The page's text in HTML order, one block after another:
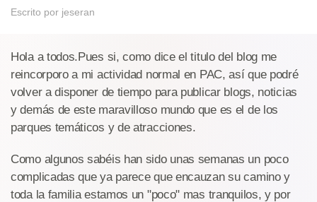
Escrito por jeseran
Hola a todos.Pues si, como dice el titulo del blog me
reincorporo a mi actividad normal en PAC, así que podré
volver a disponer de tiempo para publicar blogs, noticias
y demás de este maravilloso mundo que es el de los
parques temáticos y de atracciones.
Como algunos sabéis han sido unas semanas un poco
complicadas que ya parece que encauzan su camino y
toda la familia estamos un "poco" mas tranquilos, y por